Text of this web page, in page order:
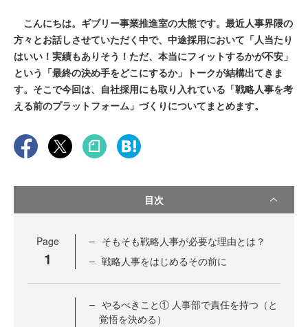
こんにちは。ギブリー事業推進室の大熊です。最近人事界隈の
方々とお話しさせていただく中で、中途採用において「人当たり
はいい！実績もありそう！ただ、本当にフィットするかが不安」
という「最終の決め手をどこにするか」トークが結構出てきま
す。そこで今回は、自社採用にも取り入れている「戦略人事を考
える前のプラットフォーム」づくりについてまとめます。
目次
Page
1
そもそも戦略人事が必要な理由とは？
戦略人事をはじめるその前に
やるべきこと① 人事部で責任を持つ（と
覚悟を決める）